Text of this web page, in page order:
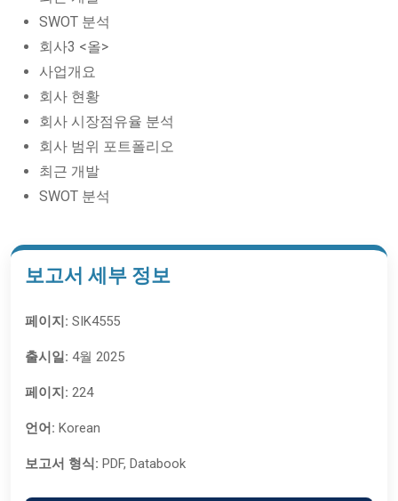
SWOT 분석
회사3 <올>
사업개요
회사 현황
회사 시장점유율 분석
회사 범위 포트폴리오
최근 개발
SWOT 분석
보고서 세부 정보
페이지: SIK4555
출시일: 4월 2025
페이지: 224
언어: Korean
보고서 형식: PDF, Databook